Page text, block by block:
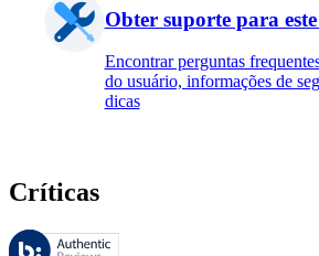
Obter suporte para
Encontrar perguntas
do usuário, informações de
dicas
Críticas
Essas avaliações são gerenciadas pelo